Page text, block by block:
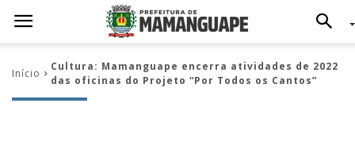
Início
Cultura: Mamanguape encerra atividades de 2022
das oficinas do Projeto “Por Todos os Cantos”